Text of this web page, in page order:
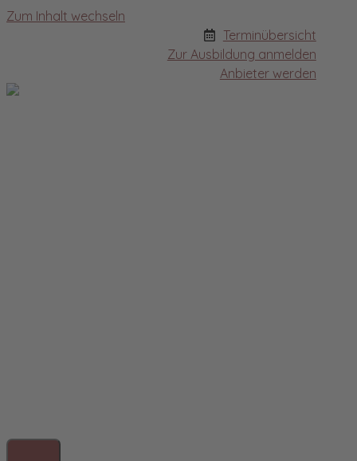
Zum Inhalt wechseln
Terminübersicht
Zur Ausbildung anmelden
Anbieter werden